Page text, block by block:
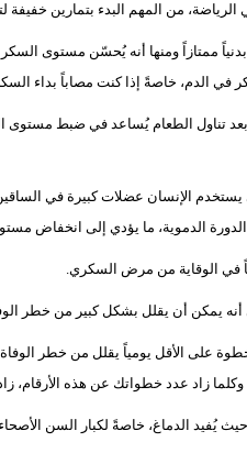
من المهم البدء بتمارين خفيفة
ممتازاً ومنها أنه يُحسّن مستوى
الدم، خاصةً إذا كنت مصاباً بداء
إلى أن المشي لمدة 30 دقيقة بعد تناول
يستخدم الإنسان عضلات كبيرة في
الدموية، ما يؤدي إلى انخفاض
في الوقاية من مرض السكري.
أنه يمكن أن يقلل بشكل كبير من خطر
وكلما زاد عدد خطواتك عن هذه
يُفيد الدماغ، خاصةً لكبار السن